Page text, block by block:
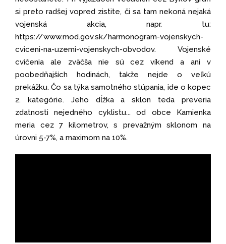
si preto radšej vopred zistite, či sa tam nekoná nejaká
vojenská akcia, napr. tu:
https://www.mod.gov.sk/harmonogram-vojenskych-
cviceni-na-uzemi-vojenskych-obvodov. Vojenské
cvičenia ale zväčša nie sú cez víkend a ani v
poobedňajších hodinách, takže nejde o veľkú
prekážku. Čo sa týka samotného stúpania, ide o kopec
2. kategórie. Jeho dĺžka a sklon teda preveria
zdatnosti nejedného cyklistu... od obce Kamienka
meria cez 7 kilometrov, s prevažným sklonom na
úrovni 5-7%, a maximom na 10%.